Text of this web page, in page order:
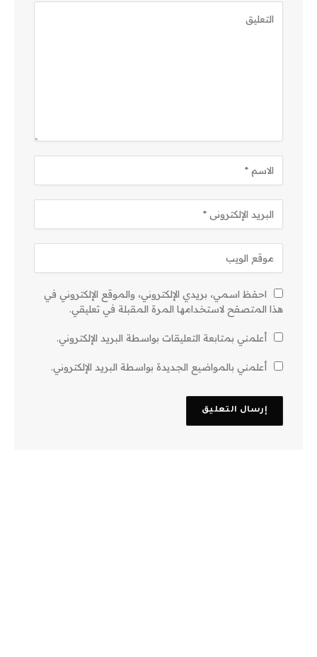
احفظ اسمي، بريدي الإلكتروني، والموقع الإلكتروني في
هذا المتصفح لاستخدامها المرة المقبلة في تعليقي.
أعلمني بمتابعة التعليقات بواسطة البريد الإلكتروني.
أعلمني بالمواضيع الجديدة بواسطة البريد الإلكتروني.